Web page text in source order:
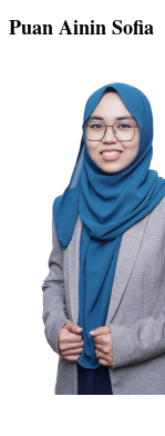
Puan Ainin Sofia